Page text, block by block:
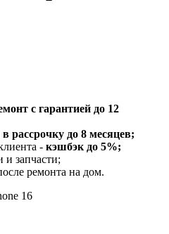
с гарантией до 12
в рассрочку до 8 месяцев;
- кэшбэк до 5%;
запчасти;
ремонта на дом.